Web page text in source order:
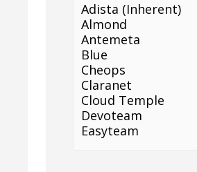
Adista (Inherent)
Almond
Antemeta
Blue
Cheops
Claranet
Cloud Temple
Devoteam
Easyteam